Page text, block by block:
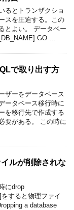
るとトランザクショ
スを圧迫する。この
とよい。 データベー
GO …
で取り出す方
ザーをデータベース
ータベース移行時に
を移行先で作成する
要がある。 この時に
ルが削除されな
にdrop
すると物理ファイ
a database